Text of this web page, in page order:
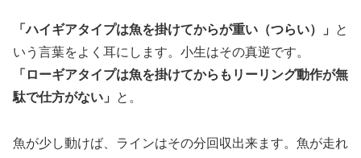
「ハイギアタイプは魚を掛けてからが重い（つらい）」
と
いう言葉をよく耳にします。小生はその真逆です。
「ローギアタイプは魚を掛けてからもリーリング動作が無
駄で仕方がない」
と。
魚が少し動けば、ラインはその分回収出来ます。魚が走れ